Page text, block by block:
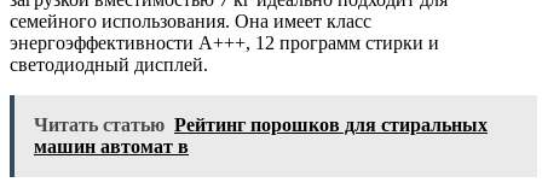
семейного использования. Она имеет класс
энергоэффективности A+++, 12 программ стирки и
светодиодный дисплей.
Читать статью Рейтинг порошков для стиральных
машин автомат в